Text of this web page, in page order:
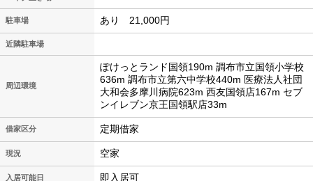
駐車場 あり 21,000円
近隣駐車場
周辺環境
ぽけっとランド国領190m 調布市立国領小学校
636m 調布市立第六中学校440m 医療法人社団
大和会多摩川病院623m 西友国領店167m セブ
ンイレブン京王国領駅店33m
借家区分 定期借家
現況 空家
入居可能日 即入居可